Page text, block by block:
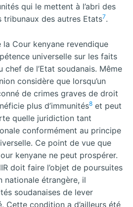
qui le mettent à l’abri des
tribunaux des autres Etats7.
la Cour kenyane revendique
universelle sur les faits
de l’Etat soudanais. Même
considère que lorsqu’un
de crimes graves de droit
plus d’immunités8 et peut
quelle juridiction tant
conformément au principe
Ce point de vue que
kenyane ne peut prospérer.
doit faire l’objet de poursuites
nationale étrangère, il
soudanaises de lever
Cette condition a d’ailleurs été